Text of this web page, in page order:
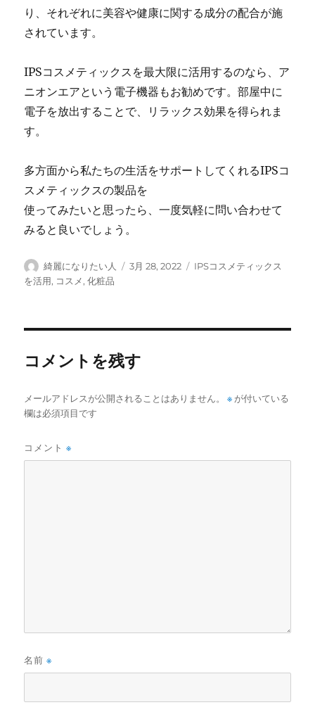
り、それぞれに美容や健康に関する成分の配合が施
されています。
IPSコスメティックスを最大限に活用するのなら、ア
ニオンエアという電子機器もお勧めです。部屋中に
電子を放出することで、リラックス効果を得られま
す。
多方面から私たちの生活をサポートしてくれるIPSコ
スメティックスの製品を
使ってみたいと思ったら、一度気軽に問い合わせて
みると良いでしょう。
投
稿
綺麗になりたい人
投
3月 28, 2022
カ
IPSコスメティックス
を活用, コスメ,化粧品
コメントを残す
メールアドレスが公開されることはありません。 ※ が付いている
欄は必須項目です
コメント※
名前※